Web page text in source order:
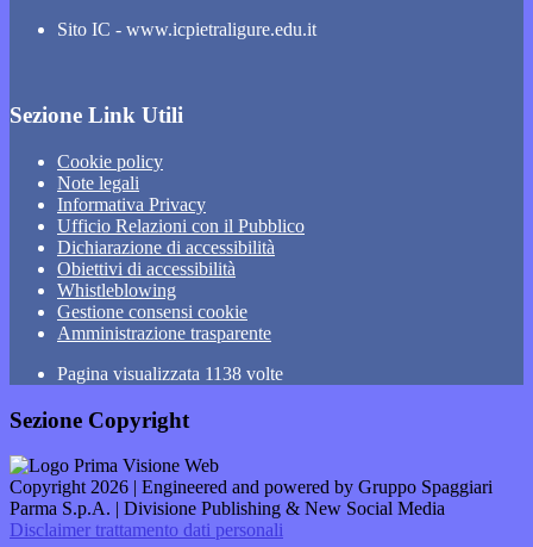
Sito IC - www.icpietraligure.edu.it
Sezione Link Utili
Cookie policy
Note legali
Informativa Privacy
Ufficio Relazioni con il Pubblico
Dichiarazione di accessibilità
Obiettivi di accessibilità
Whistleblowing
Gestione consensi cookie
Amministrazione trasparente
Pagina visualizzata 1138 volte
Sezione Copyright
Copyright 2026 | Engineered and powered by Gruppo Spaggiari
Parma S.p.A. | Divisione Publishing & New Social Media
Disclaimer trattamento dati personali